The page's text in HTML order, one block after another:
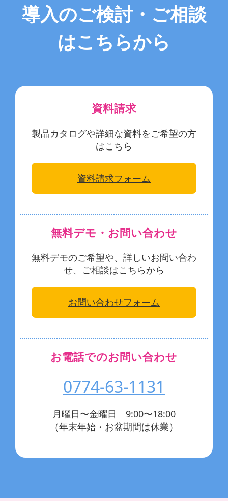
導入のご検討・ご相談
はこちらから
資料請求
製品カタログや詳細な資料をご希望の方
はこちら
資料請求フォーム
無料デモ・お問い合わせ
無料デモのご希望や、詳しいお問い合わ
せ、ご相談はこちらから
お問い合わせフォーム
お電話でのお問い合わせ
0774-63-1131
月曜日〜金曜日 9:00〜18:00
（年末年始・お盆期間は休業）